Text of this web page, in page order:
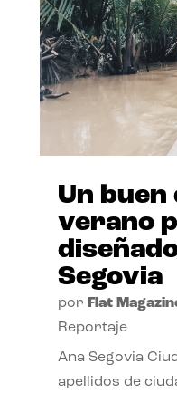
Un buen
verano
Segovia
por Flat
Reportaje
Ana Segovia
apellidos de